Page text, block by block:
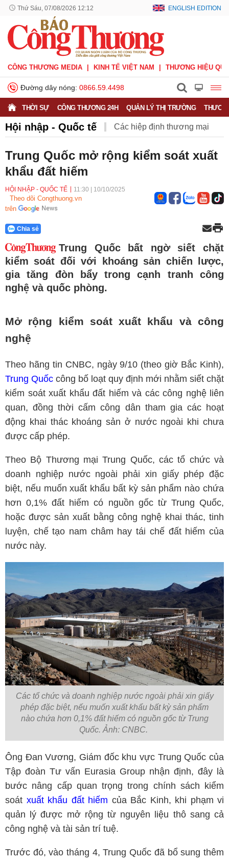
Thứ Sáu, 07/08/2026 12:12 ENGLISH EDITION
CÔNG THƯƠNG MEDIA KINH TẾ VIỆT NAM THƯƠNG HIỆU
Đường dây nóng: 0866.59.4498
THỜI SỰ CÔNG THƯƠNG 24H QUẢN LÝ THỊ TRƯỜNG
Hội nhập - Quốc tế Các hiệp định thương mại
Hiệp định EVFTA
Hiệp định UKVFTA
Trung Quốc mở rộng kiểm soát xuất
khẩu đất hiếm
HỘI NHẬP - QUỐC TẾ 11:30 10/10/2025
Theo dõi Congthuong.vn
trên
Chia sẻ
Trung Quốc bất ngờ siết chặt
kiểm soát đối với khoáng sản chiến lược,
gia tăng đòn bẩy trong cạnh tranh công
nghệ và quốc phòng.
Mở rộng kiểm soát xuất khẩu và công
nghệ
Theo hãng tin CNBC, ngày 9/10 (theo giờ Bắc Kinh),
Trung Quốc công bố loạt quy định mới nhằm siết chặt
kiểm soát xuất khẩu đất hiếm và các công nghệ liên
quan, đồng thời cấm công dân tham gia các hoạt
động khai thác khoáng sản ở nước ngoài khi chưa
được cấp phép.
Theo Bộ Thương mại Trung Quốc, các tổ chức và
doanh nghiệp nước ngoài phải xin giấy phép đặc
biệt, nếu muốn xuất khẩu bất kỳ sản phẩm nào chứa
hơn 0,1% đất hiếm có nguồn gốc từ Trung Quốc,
hoặc được sản xuất bằng công nghệ khai thác, tinh
luyện, chế tạo nam châm hay tái chế đất hiếm của
nước này.
Các tổ chức và doanh nghiệp nước ngoài phải xin giấy
phép đặc biệt, nếu muốn xuất khẩu bất kỳ sản phẩm
nào chứa hơn 0,1% đất hiếm có nguồn gốc từ Trung
Quốc. Ảnh: CNBC.
Ông Đan Vương, Giám đốc khu vực Trung Quốc của
Tập đoàn Tư vấn Eurasia Group nhận định, đây là
bước nâng cấp quan trọng trong chính sách kiểm
soát xuất khẩu đất hiếm của Bắc Kinh, khi phạm vi
quản lý được mở rộng từ nguyên liệu thô sang cả
công nghệ và tài sản trí tuệ.
Trước đó, vào tháng 4, Trung Quốc đã bổ sung thêm